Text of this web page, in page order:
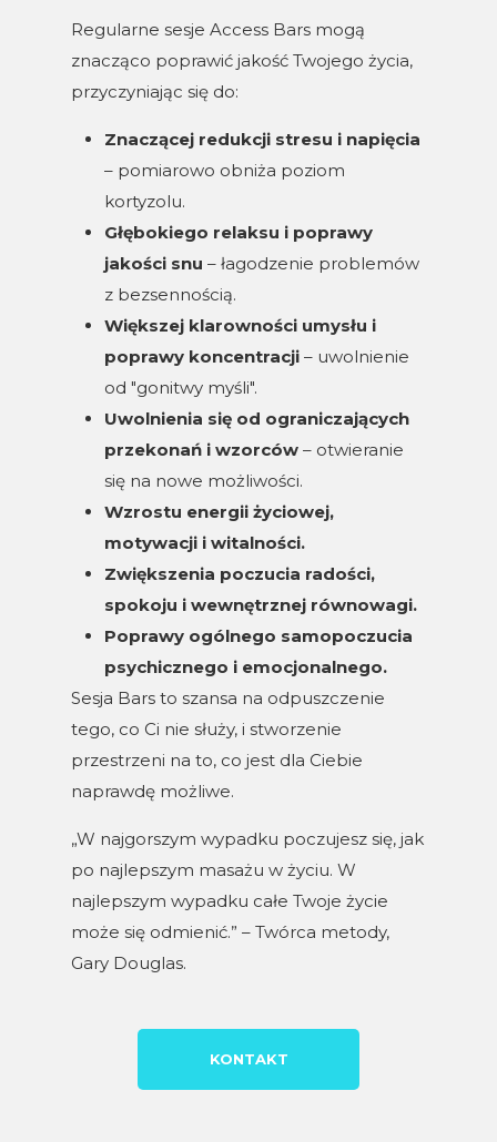
KONTAKT
Regularne sesje Access Bars mogą
znacząco poprawić jakość Twojego życia,
przyczyniając się do:
Znaczącej redukcji stresu i napięcia
– pomiarowo obniża poziom
kortyzolu.
Głębokiego relaksu i poprawy
jakości snu – łagodzenie problemów
z bezsennością.
Większej klarowności umysłu i
poprawy koncentracji – uwolnienie
od "gonitwy myśli".
Uwolnienia się od ograniczających
przekonań i wzorców – otwieranie
się na nowe możliwości.
Wzrostu energii życiowej,
motywacji i witalności.
Zwiększenia poczucia radości,
spokoju i wewnętrznej równowagi.
Poprawy ogólnego samopoczucia
psychicznego i emocjonalnego.
Sesja Bars to szansa na odpuszczenie
tego, co Ci nie służy, i stworzenie
przestrzeni na to, co jest dla Ciebie
naprawdę możliwe.
„W najgorszym wypadku poczujesz się, jak
po najlepszym masażu w życiu. W
najlepszym wypadku całe Twoje życie
może się odmienić.” – Twórca metody,
Gary Douglas.